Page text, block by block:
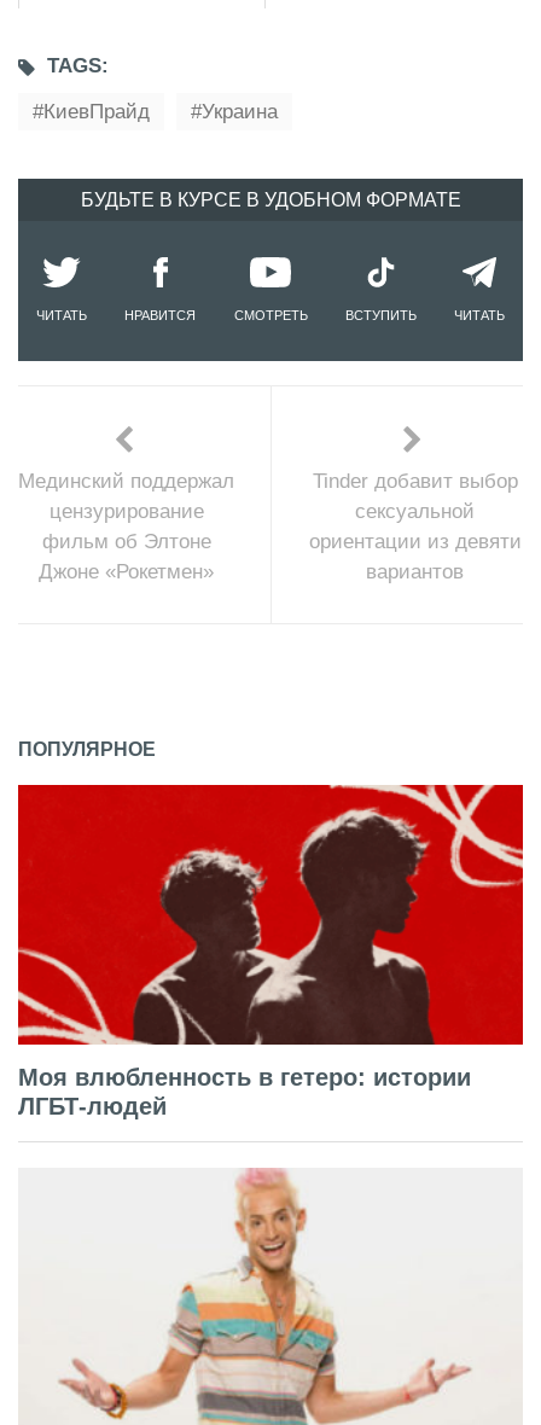
TAGS:
КиевПрайд
Украина
БУДЬТЕ В КУРСЕ В УДОБНОМ ФОРМАТЕ
ЧИТАТЬ НРАВИТСЯ СМОТРЕТЬ ВСТУПИТЬ ЧИТАТЬ
Мединский поддержал
цензурирование
фильм об Элтоне
Джоне «Рокетмен»
Tinder добавит выбор
сексуальной
ориентации из девяти
вариантов
ПОПУЛЯРНОЕ
Моя влюбленность в гетеро: истории
ЛГБТ-людей